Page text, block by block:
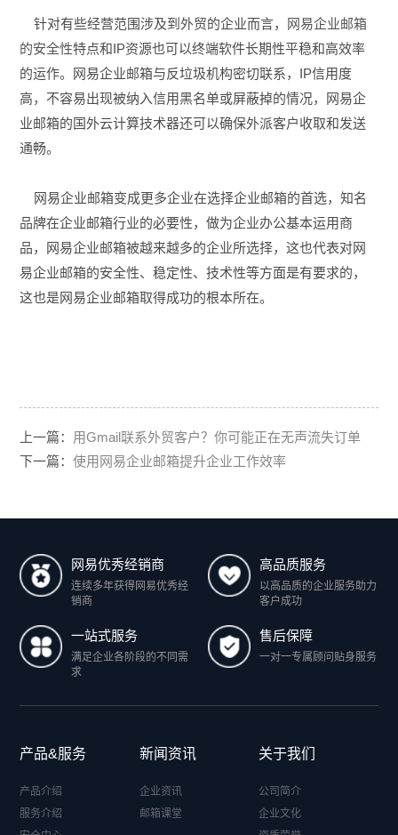
针对有些经营范围涉及到外贸的企业而言， 网易企业邮箱
的安全性特点和IP资源也可以终端软件长期性平稳和高效率
的运作。网易企业邮箱与反垃圾机构密切联系，IP信用度
高，不容易出现被纳入信用黑名单或屏蔽掉的情况，网易企
业邮箱的国外云计算技术器还可以确保外派客户收取和发送
通畅。
网易企业邮箱变成更多企业在选择企业邮箱的首选，知名
品牌在企业邮箱行业的必要性，做为企业办公基本运用商
品，网易企业邮箱被越来越多的企业所选择，这也代表对网
易企业邮箱的安全性、稳定性、技术性等方面是有要求的，
这也是网易企业邮箱取得成功的根本所在。
上一篇： 用Gmail联系外贸客户？你可能正在无声流失订单
下一篇：使用网易企业邮箱提升企业工作效率
网易优秀经销商
连续多年获得网易优秀经
销商
高品质服务
以高品质的企业服务助力
客户成功
一站式服务
满足企业各阶段的不同需
求
售后保障
一对一专属顾问贴身服务
产品&服务
产品介绍
服务介绍
新闻资讯
企业资讯
邮箱课堂
关于我们
公司简介
企业文化